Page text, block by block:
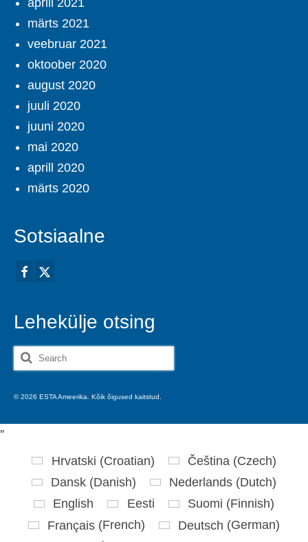
aprill 2021
märts 2021
veebruar 2021
oktoober 2020
august 2020
juuli 2020
juuni 2020
mai 2020
aprill 2020
märts 2020
Sotsiaalne
Lehekülje otsing
Search
for:
© 2026 ESTA Ameerika. Kõik õigused kaitstud.
''
Hrvatski (Croatian) Čeština (Czech)
Dansk (Danish) Nederlands (Dutch)
English
Eesti Suomi (Finnish)
Français (French) Deutsch (German)